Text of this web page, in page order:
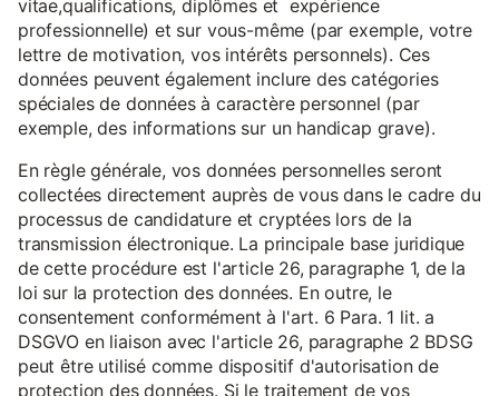
vitae,qualifications, diplômes et expérience
professionnelle) et sur vous-même (par exemple, votre
lettre de motivation, vos intérêts personnels). Ces
données peuvent également inclure des catégories
spéciales de données à caractère personnel (par
exemple, des informations sur un handicap grave).
En règle générale, vos données personnelles seront
collectées directement auprès de vous dans le cadre du
processus de candidature et cryptées lors de la
transmission électronique. La principale base juridique
de cette procédure est l'article 26, paragraphe 1, de la
loi sur la protection des données. En outre, le
consentement conformément à l'art. 6 Para. 1 lit. a
DSGVO en liaison avec l'article 26, paragraphe 2 BDSG
peut être utilisé comme dispositif d'autorisation de
protection des données. Si le traitement de vos